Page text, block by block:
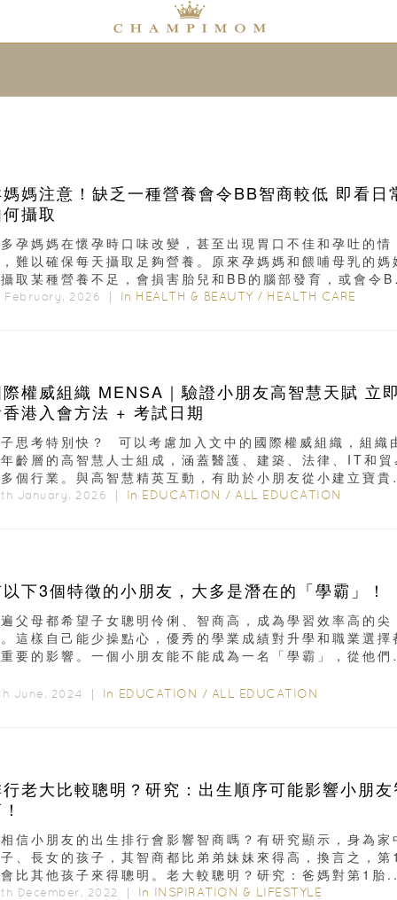
媽注意！缺乏一種營養會令BB智商較低 即看日
攝取
孕媽媽在懷孕時口味改變，甚至出現胃口不佳和孕吐的情
難以確保每天攝取足夠營養。原來孕媽媽和餵哺母乳的媽
取某種營養不足，會損害胎兒和BB的腦部發育，或會令
較低。立即了解...
February, 2026 ｜ In HEALTH & BEAUTY / HEALTH CARE
權威組織 MENSA｜驗證小朋友高智慧天賦 立即
港入會方法 + 考試日期
思考特別快？ 可以考慮加入文中的國際權威組織，組織
齡層的高智慧人士組成，涵蓋醫護、建築、法律、IT和貿
個行業。與高智慧精英互動，有助於小朋友從小建立寶貴
...January, 2026 ｜ In EDUCATION / ALL EDUCATION
下3個特徵的小朋友，大多是潛在的「學霸」！
父母都希望子女聰明伶俐、智商高，成為學習效率高的尖
這樣自己能少操點心，優秀的學業成績對升學和職業選擇
要的影響。一個小朋友能不能成為一名「學霸」，從他們
June, 2024 ｜ In EDUCATION / ALL EDUCATION
老大比較聰明？研究：出生順序可能影響小朋友
信小朋友的出生排行會影響智商嗎？有研究顯示，身為家
、長女的孩子，其智商都比弟弟妹妹來得高，換言之，第1
比其他孩子來得聰明。老大較聰明？研究：爸媽對第1胎
December, 2022 ｜ In INSPIRATION & LIFESTYLE